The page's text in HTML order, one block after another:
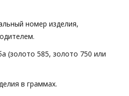
номер изделия,
(золото 585, золото 750 или
в граммах.